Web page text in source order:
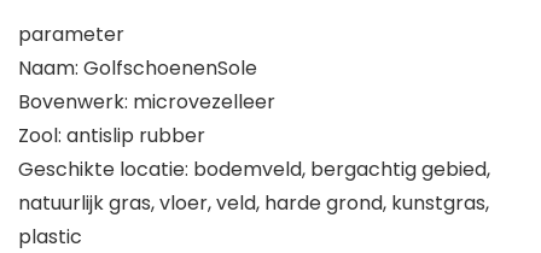
parameter
Naam: GolfschoenenSole
Bovenwerk: microvezelleer
Zool: antislip rubber
Geschikte locatie: bodemveld, bergachtig gebied,
natuurlijk gras, vloer, veld, harde grond, kunstgras,
plastic